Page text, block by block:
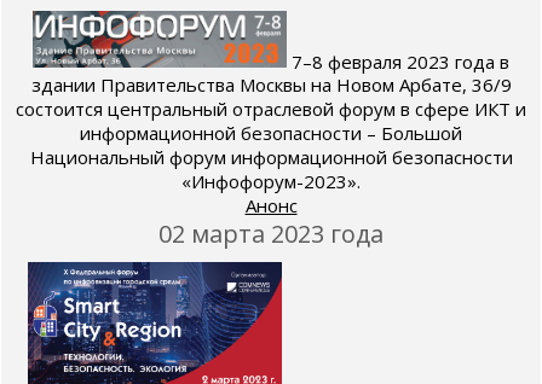
7–8 февраля 2023 года в
здании Правительства Москвы на Новом Арбате, 36/9
состоится центральный отраслевой форум в сфере ИКТ и
информационной безопасности – Большой
Национальный форум информационной безопасности
«Инфофорум-2023».
Анонс
02 марта 2023 года